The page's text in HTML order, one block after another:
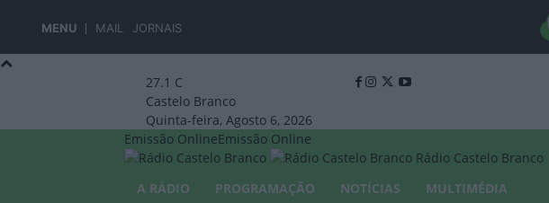
MENU MAIL JORNAIS
27.1 C
Castelo Branco
Quinta-feira, Agosto 6, 2026
Emissão OnlineEmissão Online
Rádio Castelo Branco
A RÁDIO
PROGRAMAÇÃO NOTÍCIAS MULTIMÉDIA